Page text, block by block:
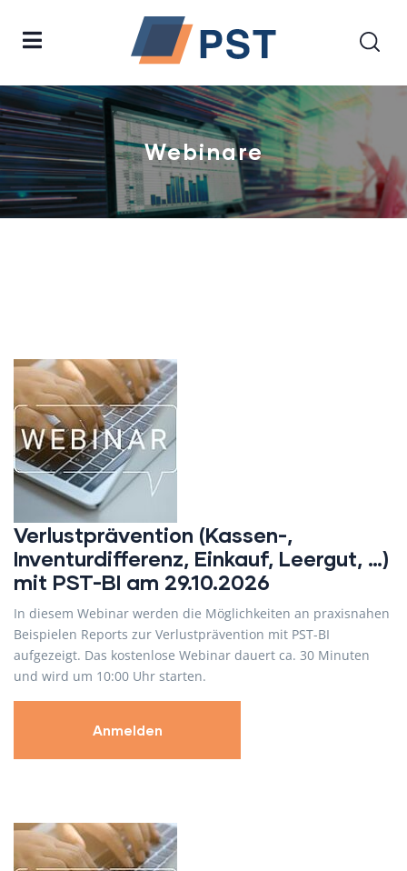
Webinare
Verlustprävention (Kassen-,
Inventurdifferenz, Einkauf, Leergut, …)
mit PST-BI am 29.10.2026
In diesem Webinar werden die Möglichkeiten an praxisnahen
Beispielen Reports zur Verlustprävention mit PST-BI
aufgezeigt. Das kostenlose Webinar dauert ca. 30 Minuten
und wird um 10:00 Uhr starten.
Anmelden